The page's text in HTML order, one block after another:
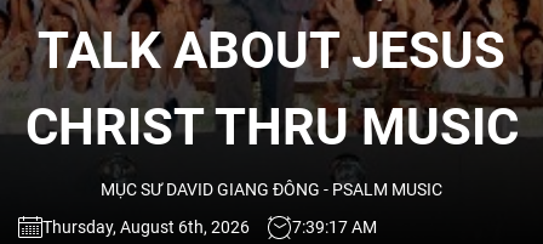
ÂM
NHẠC
TALK ABOUT JESUS
CHRIST THRU MUSIC
MỤC SƯ DAVID GIANG ĐÔNG - PSALM MUSIC
Thursday, August 6th, 2026
7:39:18 AM